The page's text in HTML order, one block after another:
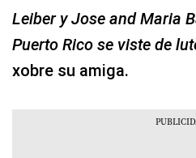
Leiber y Jose and Maria
Puerto Rico se viste de
xobre su amiga.